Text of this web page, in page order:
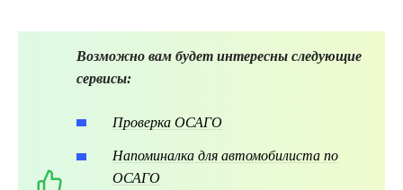
Возможно вам будет интересны следующие
сервисы:
Проверка ОСАГО
Напоминалка для автомобилиста по
ОСАГО